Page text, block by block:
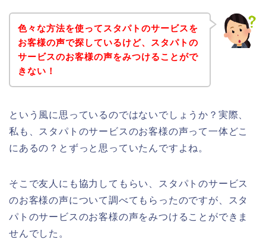
色々な方法を使ってスタパトのサービスを
お客様の声で探しているけど、スタパトの
サービスのお客様の声をみつけることがで
きない！
という風に思っているのではないでしょうか？実際、
私も、スタパトのサービスのお客様の声って一体どこ
にあるの？とずっと思っていたんですよね。
そこで友人にも協力してもらい、スタパトのサービス
のお客様の声について調べてもらったのですが、スタ
パトのサービスのお客様の声をみつけることができま
せんでした。